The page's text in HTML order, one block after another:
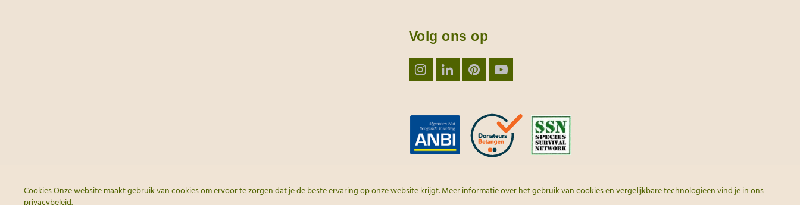
Volg ons op
Instagram
LinkedInPinterestYouTube
Cookies Onze website maakt gebruik van cookies om ervoor te zorgen dat je de beste ervaring op onze website krijgt.Meer informatie over het gebruik van cookies en vergelijkbare technologieën vind je in ons